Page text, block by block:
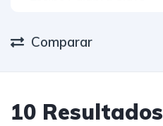
Comparar
10 Resultados